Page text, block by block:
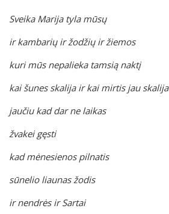
Sveika Marija tyla mūsų
ir kambarių ir žodžių ir žiemos
kuri mūs nepalieka tamsią naktį
kai šunes skalija ir kai mirtis jau skalija
jaučiu kad dar ne laikas
žvakei gęsti
kad mėnesienos pilnatis
sūnelio liaunas žodis
ir nendrės ir Sartai